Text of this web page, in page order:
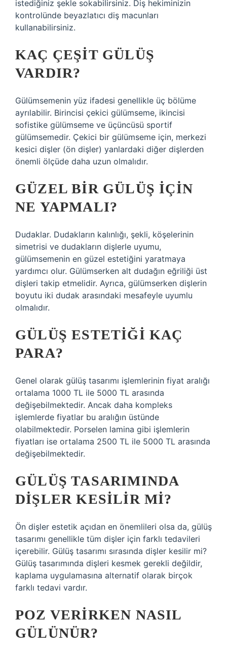
istediğiniz şekle sokabilirsiniz. Diş hekiminizin
kontrolünde beyazlatıcı diş macunları
kullanabilirsiniz.
KAÇ ÇEŞIT GÜLÜŞ
VARDIR?
Gülümsemenin yüz ifadesi genellikle üç bölüme
ayrılabilir. Birincisi çekici gülümseme, ikincisi
sofistike gülümseme ve üçüncüsü sportif
gülümsemedir. Çekici bir gülümseme için, merkezi
kesici dişler (ön dişler) yanlardaki diğer dişlerden
önemli ölçüde daha uzun olmalıdır.
GÜZEL BIR GÜLÜŞ IÇIN
NE YAPMALI?
Dudaklar. Dudakların kalınlığı, şekli, köşelerinin
simetrisi ve dudakların dişlerle uyumu,
gülümsemenin en güzel estetiğini yaratmaya
yardımcı olur. Gülümserken alt dudağın eğriliği üst
dişleri takip etmelidir. Ayrıca, gülümserken dişlerin
boyutu iki dudak arasındaki mesafeyle uyumlu
olmalıdır.
GÜLÜŞ ESTETIĞI KAÇ
PARA?
Genel olarak gülüş tasarımı işlemlerinin fiyat aralığı
ortalama 1000 TL ile 5000 TL arasında
değişebilmektedir. Ancak daha kompleks
işlemlerde fiyatlar bu aralığın üstünde
olabilmektedir. Porselen lamina gibi işlemlerin
fiyatları ise ortalama 2500 TL ile 5000 TL arasında
değişebilmektedir.
GÜLÜŞ TASARIMINDA
DIŞLER KESILIR MI?
Ön dişler estetik açıdan en önemlileri olsa da, gülüş
tasarımı genellikle tüm dişler için farklı tedavileri
içerebilir. Gülüş tasarımı sırasında dişler kesilir mi?
Gülüş tasarımında dişleri kesmek gerekli değildir,
kaplama uygulamasına alternatif olarak birçok
farklı tedavi vardır.
POZ VERIRKEN NASIL
GÜLÜNÜR?